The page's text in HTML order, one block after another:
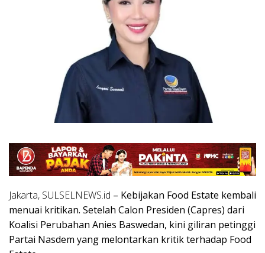
Jakarta, SULSELNEWS.id – Kebijakan Food Estate kembali
menuai kritikan. Setelah Calon Presiden (Capres) dari
Koalisi Perubahan Anies Baswedan, kini giliran petinggi
Partai Nasdem yang melontarkan kritik terhadap Food